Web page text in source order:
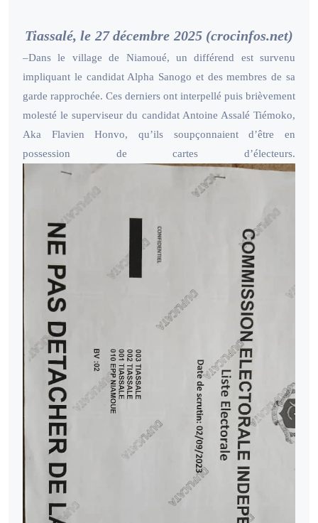
Tiassalé, le 27 décembre 2025 (crocinfos.net)
–Dans le village de Niamoué, un différend est survenu
impliquant le candidat Alpha Sanogo et des membres de sa
garde rapprochée. Ces derniers ont interpellé puis brièvement
molesté le superviseur du candidat Antoine Assalé Tiémoko,
Aka Flavien Honvo, qu’ils soupçonnaient d’être en
possession de cartes d’électeurs.